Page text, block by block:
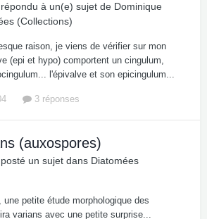
à un(e) sujet de Dominique
(Collections)
raison, je viens de vérifier sur mon
(epi et hypo) comportent un cingulum,
l'épivalve et son epicingulum...
3 réponses
(auxospores)
un sujet dans Diatomées
petite étude morphologique des
varians avec une petite surprise...